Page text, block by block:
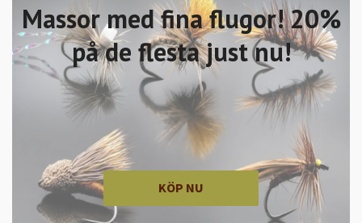
Massor med fina flugor! 20%
på de flesta just nu!
KÖP NU